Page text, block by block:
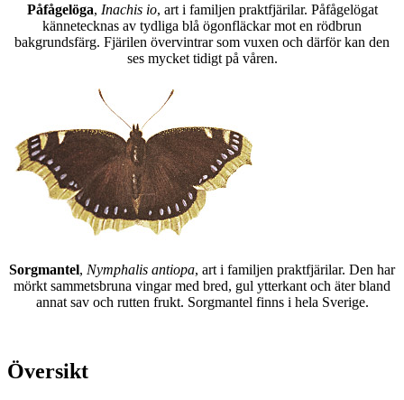
Påfågelöga, Inachis io, art i familjen praktfjärilar. Påfågelögat
kännetecknas av tydliga blå ögonfläckar mot en rödbrun
bakgrundsfärg. Fjärilen övervintrar som vuxen och därför kan den
ses mycket tidigt på våren.
Sorgmantel, Nymphalis antiopa, art i familjen praktfjärilar. Den har
mörkt sammetsbruna vingar med bred, gul ytterkant och äter bland
annat sav och rutten frukt. Sorgmantel finns i hela Sverige.
Översikt